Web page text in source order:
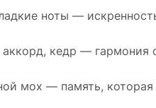
ноты —
кедр — гармония
мох — память, которая